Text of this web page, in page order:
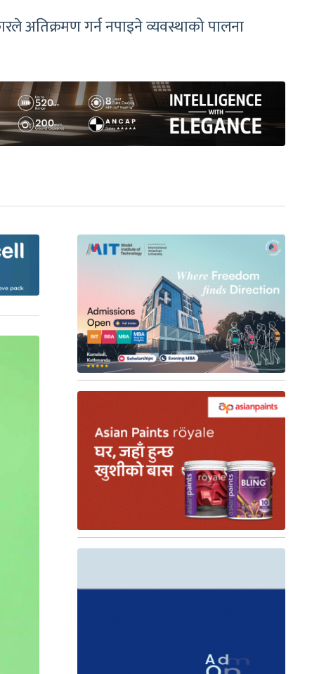
अतिक्रमण गर्न नपाइने व्यवस्थाको पालना